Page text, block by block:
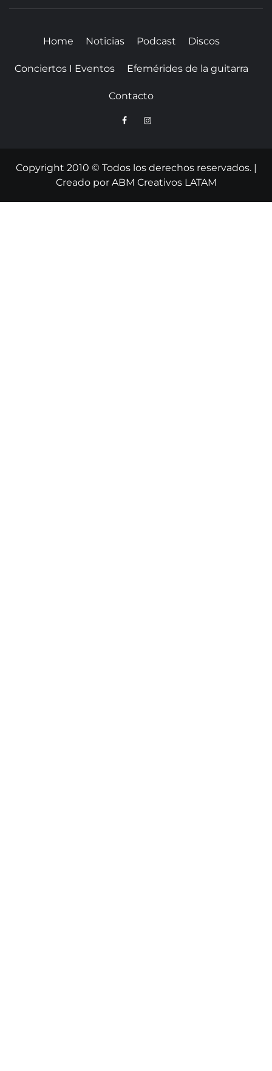
Home Noticias Podcast Discos
Conciertos I Eventos Efemérides de la guitarra
Contacto
Copyright 2010 © Todos los derechos reservados. |
Creado por ABM Creativos LATAM